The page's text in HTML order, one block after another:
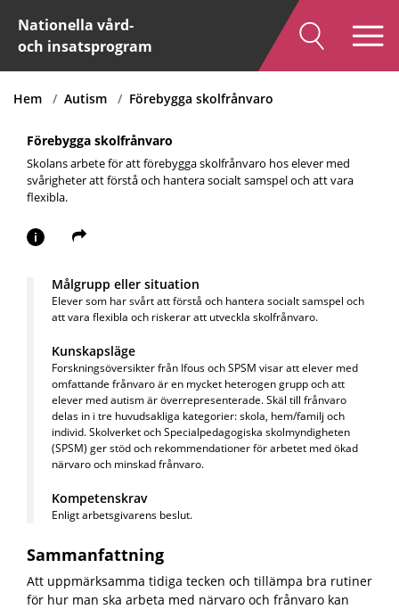
Nationella vård-
och insatsprogram
Hem Autism Förebygga skolfrånvaro
Förebygga skolfrånvaro
Skolans arbete för att förebygga skolfrånvaro hos elever med
svårigheter att förstå och hantera socialt samspel och att vara
flexibla.
i
Målgrupp eller situation
Elever som har svårt att förstå och hantera socialt samspel och
att vara flexibla och riskerar att utveckla skolfrånvaro.
Kunskapsläge
Forskningsöversikter från Ifous och SPSM visar att elever med
omfattande frånvaro är en mycket heterogen grupp och att
elever med autism är överrepresenterade. Skäl till frånvaro
delas in i tre huvudsakliga kategorier: skola, hem/familj och
individ.Skolverket och Specialpedagogiska skolmyndigheten
(SPSM) ger stöd och rekommendationer för arbetet med ökad
närvaro och minskad frånvaro.
Kompetenskrav
Enligt arbetsgivarens beslut.
Sammanfattning
Att uppmärksamma tidiga tecken och tillämpa bra rutiner
för hur man ska arbeta med närvaro och frånvaro kan